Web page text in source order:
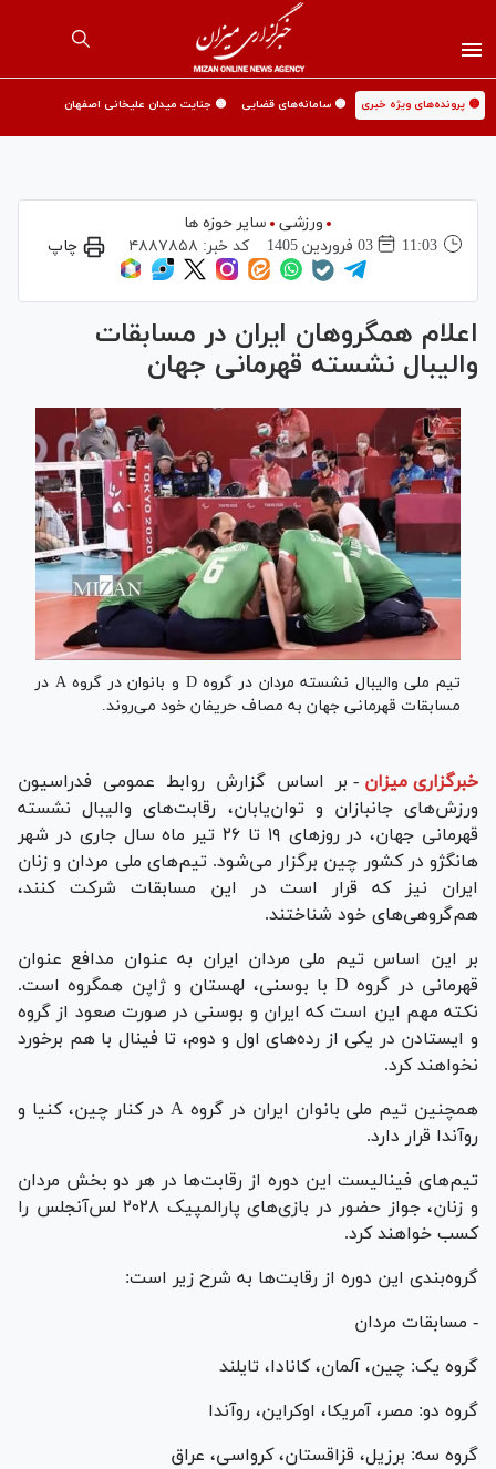
🟡 پرونده‌های ویژه خبری 🟡 سامانه‌های قضایی 🟡 جنایت میدان علیخانی اصفهان
ورزشی
سایر حوزه ها
11:03
03 فروردين 1405 کد خبر: ۴۸۸۷۸۵۸ چاپ
اعلام همگروهان ایران در مسابقات
والیبال نشسته قهرمانی جهان
تیم ملی والیبال نشسته مردان در گروه D و بانوان در گروه A در
مسابقات قهرمانی جهان به مصاف حریفان خود می‌روند.
خبرگزاری میزان - بر اساس گزارش روابط عمومی فدراسیون
ورزش‌های جانبازان و توان‌یابان، رقابت‌های والیبال نشسته
قهرمانی جهان، در روز‌های ۱۹ تا ۲۶ تیر ماه سال جاری در شهر
هانگژو در کشور چین برگزار می‌شود. تیم‌های ملی مردان و زنان
ایران نیز که قرار است در این مسابقات شرکت کنند،
هم‌گروهی‌های خود شناختند.
بر این اساس تیم ملی مردان ایران به عنوان مدافع عنوان
قهرمانی در گروه D با بوسنی، لهستان و ژاپن همگروه است.
نکته مهم این است که ایران و بوسنی در صورت صعود از گروه
و ایستادن در یکی از رده‌های اول و دوم، تا فینال با هم برخورد
نخواهند کرد.
همچنین تیم ملی بانوان ایران در گروه A در کنار چین، کنیا و
روآندا قرار دارد.
تیم‌های فینالیست این دوره از رقابت‌ها در هر دو بخش مردان
و زنان، جواز حضور در بازی‌های پارالمپیک ۲۰۲۸ لس‌آنجلس را
کسب خواهند کرد.
گروه‌بندی این دوره از رقابت‌ها به شرح زیر است:
- مسابقات مردان
گروه یک: چین، آلمان، کانادا، تایلند
گروه دو: مصر، آمریکا، اوکراین، روآندا
گروه سه: برزیل، قزاقستان، کرواسی، عراق